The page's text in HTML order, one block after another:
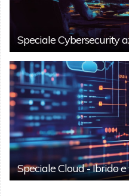
Speciale Cybersecurity
Speciale Cloud - Ibrido